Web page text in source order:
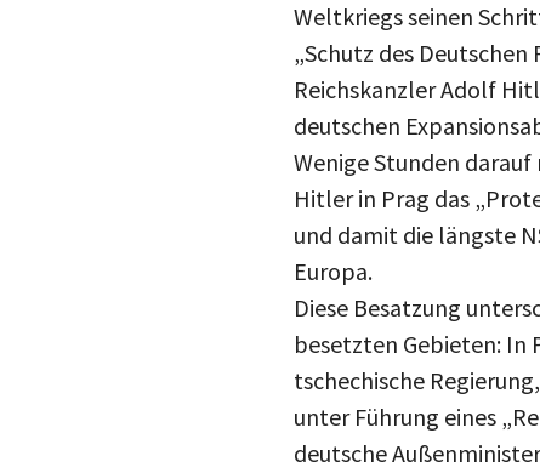
Weltkriegs seinen
„Schutz des
Reichskanzler Adolf
deutschen
Wenige Stunden
Hitler in Prag das
und damit die längste
Europa.
Diese Besatzung
besetzten Gebieten: In
tschechische
unter Führung eines
deutsche